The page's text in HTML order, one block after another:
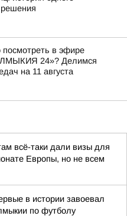
решения
посмотреть в эфире
24»? Делимся
на 11 августа
всё-таки дали визы для
Европы, но не всем
в истории завоевал
по футболу